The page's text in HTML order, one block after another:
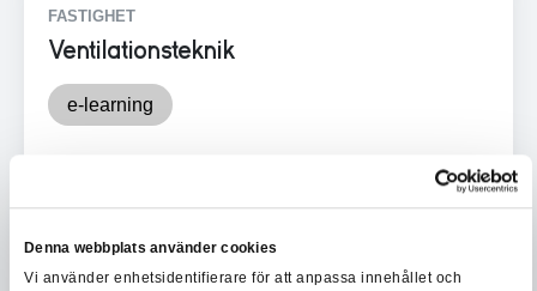
Denna webbplats använder cookies
Vi använder enhetsidentifierare för att anpassa innehållet och
FASTIGHET
Ventilationsteknik
e-learning
LÄS MER OCH BOKA